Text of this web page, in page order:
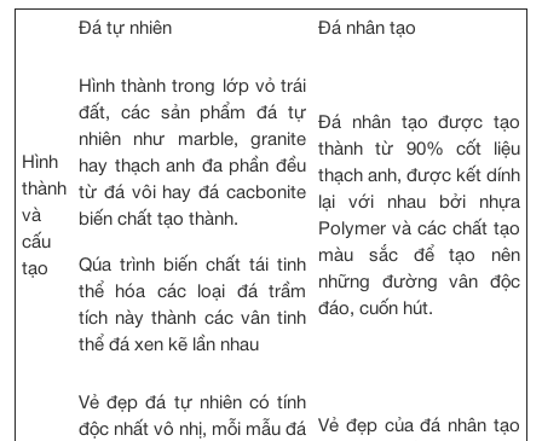
Đá tự nhiên Đá nhân tạo
Hình
thành
và
cấu
tạo
Hình thành trong lớp vỏ trái
đất, các sản phẩm đá tự
nhiên như marble, granite
hay thạch anh đa phần đều
từ đá vôi hay đá cacbonite
biến chất tạo thành.
Qúa trình biến chất tái tinh
thể hóa các loại đá trầm
tích này thành các vân tinh
thể đá xen kẽ lần nhau
Đá nhân tạo được tạo
thành từ 90% cốt liệu
thạch anh, được kết dính
lại với nhau bởi nhựa
Polymer và các chất tạo
màu sắc để tạo nên
những đường vân độc
đáo, cuốn hút.
Vẻ đẹp đá tự nhiên có tính
độc nhất vô nhị, mỗi mẫu đá
Vẻ đẹp của đá nhân tạo